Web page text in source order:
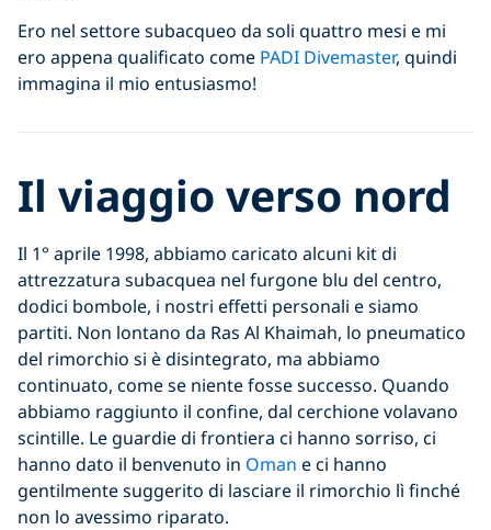
Ero nel settore subacqueo da soli quattro mesi e mi
ero appena qualificato come PADI Divemaster, quindi
immagina il mio entusiasmo!
Il viaggio verso nord
Il 1° aprile 1998, abbiamo caricato alcuni kit di
attrezzatura subacquea nel furgone blu del centro,
dodici bombole, i nostri effetti personali e siamo
partiti. Non lontano da Ras Al Khaimah, lo pneumatico
del rimorchio si è disintegrato, ma abbiamo
continuato, come se niente fosse successo. Quando
abbiamo raggiunto il confine, dal cerchione volavano
scintille. Le guardie di frontiera ci hanno sorriso, ci
hanno dato il benvenuto in Oman e ci hanno
gentilmente suggerito di lasciare il rimorchio lì finché
non lo avessimo riparato.